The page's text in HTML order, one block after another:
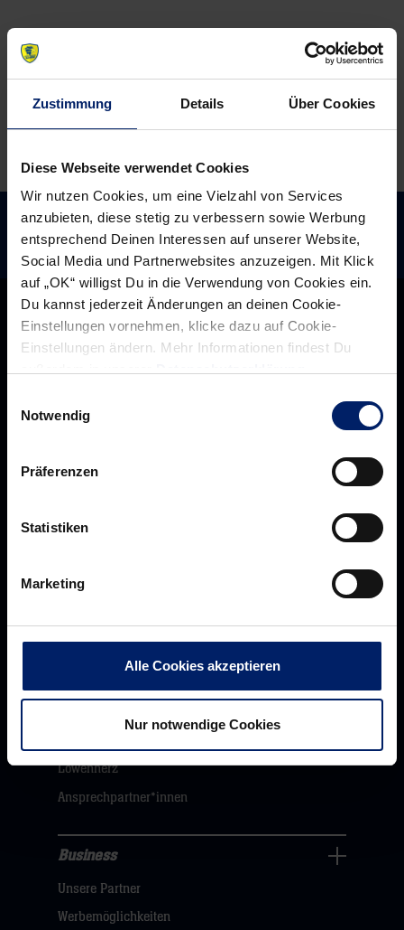
Zustimmung Details Über Cookies
Diese Webseite verwendet Cookies
Wir nutzen Cookies, um eine Vielzahl von Services
anzubieten, diese stetig zu verbessern sowie Werbung
entsprechend Deinen Interessen auf unserer Website,
Social Media und Partnerwebsites anzuzeigen. Mit Klick
auf „OK“ willigst Du in die Verwendung von Cookies ein.
Du kannst jederzeit Änderungen an deinen Cookie-
Einstellungen vornehmen, klicke dazu auf Cookie-
Einstellungen ändern. Mehr Informationen findest Du
Notwendig
Präferenzen
Statistiken
Marketing
Alle Cookies akzeptieren
Nur notwendige Cookies
(RR)
öffnen,
klicken
hier
Über uns
Löwenherz
Ansprechpartner*innen
Navigation
öffnen,
Business
Unsere Partner
Werbemöglichkeiten